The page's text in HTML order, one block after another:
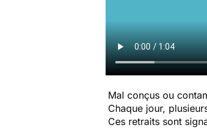
Mal conçus ou
Chaque jour,
Ces retraits sont